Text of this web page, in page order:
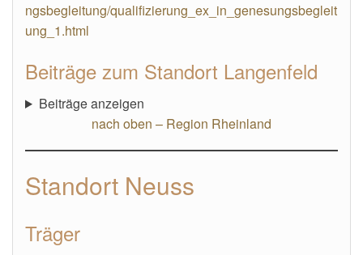
ngsbegleitung/qualifizierung_ex_in_genesungsbegleit
ung_1.html
Beiträge zum Standort Langenfeld
Beiträge anzeigen
nach oben – Region Rheinland
Standort Neuss
Träger